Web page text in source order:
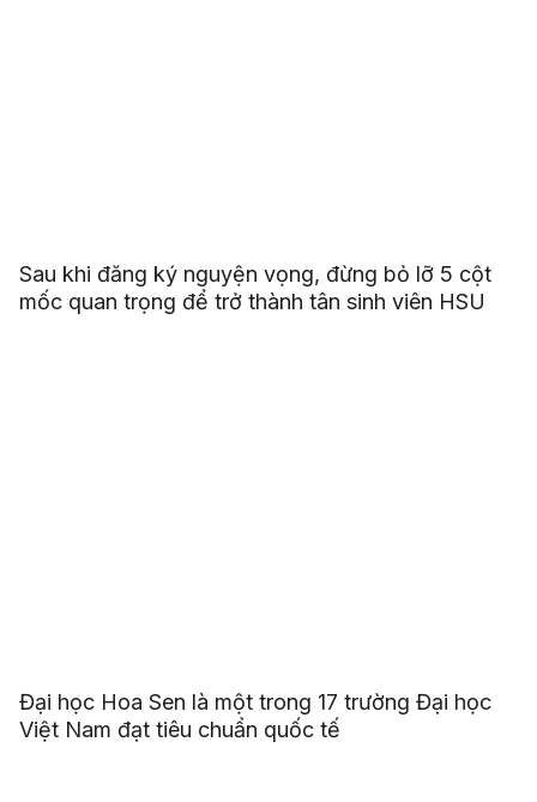
Sau khi đăng ký nguyện vọng, đừng bỏ lỡ 5 cột
mốc quan trọng để trở thành tân sinh viên HSU
Đại học Hoa Sen là một trong 17 trường Đại học
Việt Nam đạt tiêu chuẩn quốc tế